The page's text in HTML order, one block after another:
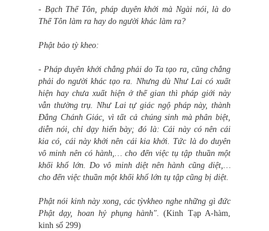
- Bạch Thế Tôn, pháp duyên khởi mà Ngài nói, là do
Thế Tôn làm ra hay do người khác làm ra?
Phật bảo tỳ kheo:
- Pháp duyên khởi chẳng phải do Ta tạo ra, cũng chẳng
phải do người khác tạo ra. Nhưng dù Như Lai có xuất
hiện hay chưa xuất hiện ở thế gian thì pháp giới này
vẫn thường trụ. Như Lai tự giác ngộ pháp này, thành
Đẳng Chánh Giác, vì tất cả chúng sinh mà phân biệt,
diễn nói, chỉ dạy hiển bày; đó là: Cái này có nên cái
kia có, cái này khởi nên cái kia khởi. Tức là do duyên
vô minh nên có hành,… cho đến việc tụ tập thuần một
khối khổ lớn. Do vô minh diệt nên hành cũng diệt,…
cho đến việc thuần một khối khổ lớn tụ tập cũng bị diệt.
Phật nói kinh này xong, các tỳvkheo nghe những gì đức
Phật dạy, hoan hỷ phụng hành". (Kinh Tạp A-hàm,
kinh số 299)